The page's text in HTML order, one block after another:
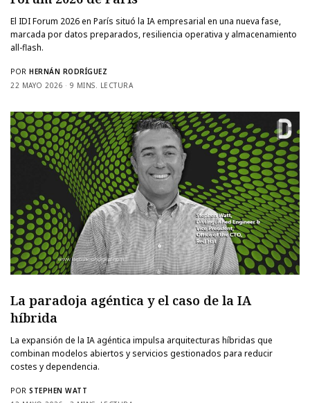
El IDI Forum 2026 en París situó la IA empresarial en una nueva fase,
marcada por datos preparados, resiliencia operativa y almacenamiento
all-flash.
POR HERNÁN RODRÍGUEZ
22 MAYO 2026
9 MINS. LECTURA
La paradoja agéntica y el caso de la IA
híbrida
La expansión de la IA agéntica impulsa arquitecturas híbridas que
combinan modelos abiertos y servicios gestionados para reducir
costes y dependencia.
POR STEPHEN WATT